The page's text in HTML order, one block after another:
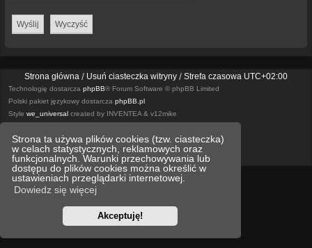
Strona ta używa plików cookies (tzw. ciasteczka)
w celach statystycznych, reklamowych oraz
funkcjonalnych. Warunki przechowywania lub
dostępu do plików cookies można określić w
ustawieniach przeglądarki internetowej.
Dowiedz się więcej
Akceptuję!
Strona główna Usuń ciasteczka witryny Strefa czasowa UTC+02:00
Technologię dostarcza phpBB® Forum Software © phpBB Limited
Polski pakiet językowy dostarcza phpBB.pl
Style we_universal created by INVENTEA & v12mike
Optimized by:phpBB SEO
Zasady ochrony danych osobowych Regulamin